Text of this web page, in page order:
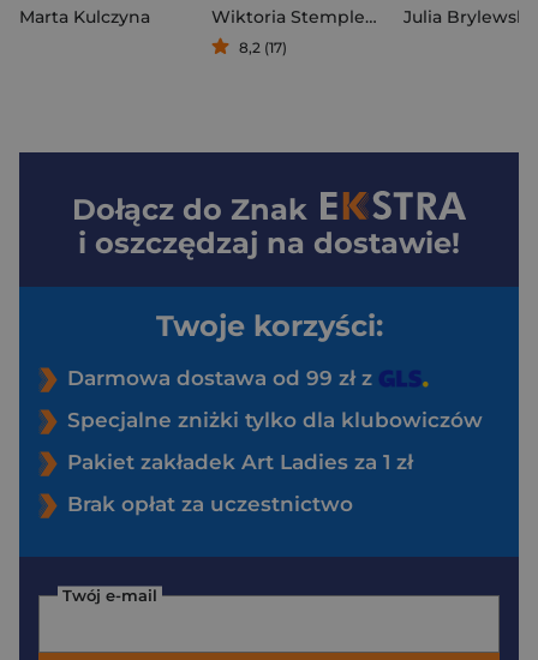
Marta Kulczyna
Wiktoria Stemplewska
8,2 (17)
Julia Brylewska
Dołącz do Znak
i oszczędzaj na dostawie!
Twoje korzyści:
Darmowa dostawa od 99 zł z
Specjalne zniżki tylko dla klubowiczów
Pakiet zakładek Art Ladies za 1 zł
Brak opłat za uczestnictwo
Twój e-mail